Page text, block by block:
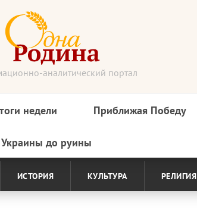
аналитический портал
недели Приближая Победу
до руины
ИСТОРИЯ КУЛЬТУРА РЕЛИГИЯ